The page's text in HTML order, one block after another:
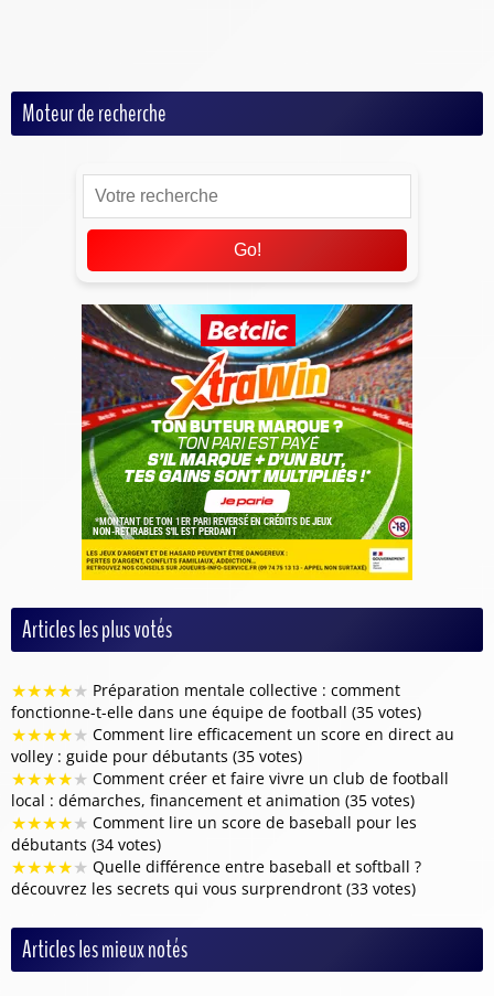
Moteur de recherche
Go!
Articles les plus votés
★★★★★ Préparation mentale collective : comment
fonctionne-t-elle dans une équipe de football (35 votes)
★★★★★ Comment lire efficacement un score en direct au
volley : guide pour débutants (35 votes)
★★★★★ Comment créer et faire vivre un club de football
local : démarches, financement et animation (35 votes)
★★★★★ Comment lire un score de baseball pour les
débutants (34 votes)
★★★★★ Quelle différence entre baseball et softball ?
découvrez les secrets qui vous surprendront (33 votes)
Articles les mieux notés